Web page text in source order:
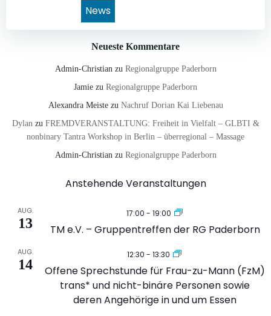
News
Neueste Kommentare
Admin-Christian zu Regionalgruppe Paderborn
Jamie zu Regionalgruppe Paderborn
Alexandra Meistezu Nachruf Dorian Kai Liebenau
Dylan zu FREMDVERANSTALTUNG: Freiheit in Vielfalt – GLBTI &
nonbinary Tantra Workshop in Berlin – überregional – Massage
Admin-Christian zu Regionalgruppe Paderborn
Anstehende Veranstaltungen
AUG.
13
17:00 - 19:00
TM e.V. – Gruppentreffen der RG Paderborn
AUG.
14
12:30 - 13:30
Offene Sprechstunde für Frau-zu-Mann (FzM)
trans* und nicht-binäre Personen sowie
deren Angehörige in und um Essen